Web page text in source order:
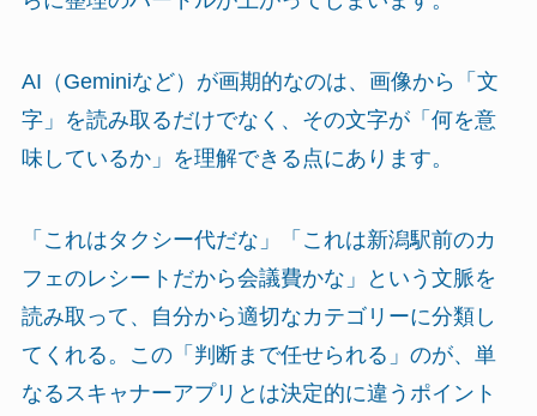
AI（Geminiなど）が画期的なのは、画像から「文
字」を読み取るだけでなく、その文字が「何を意
味しているか」を理解できる点にあります。
「これはタクシー代だな」「これは新潟駅前のカ
フェのレシートだから会議費かな」という文脈を
読み取って、自分から適切なカテゴリーに分類し
てくれる。この「判断まで任せられる」のが、単
なるスキャナーアプリとは決定的に違うポイント